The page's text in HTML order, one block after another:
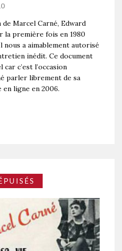
Marcel Carné, Edward
la première fois en 1980
nous a aimablement autorisé
inédit. Ce document
c’est l’occasion
parler librement de sa
ligne en 2006.